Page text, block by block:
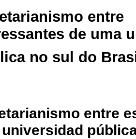
entre
de uma
no sul do
entre